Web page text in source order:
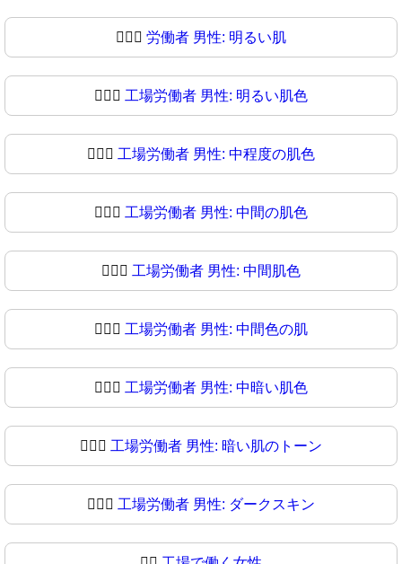
👨🏻‍⚖ 労働者 男性: 明るい肌
👨🏼‍⚖️ 工場労働者 男性: 明るい肌色
👨🏼‍⚖ 工場労働者 男性: 中程度の肌色
👨🏽‍⚖️ 工場労働者 男性: 中間の肌色
👨🏽‍⚖ 工場労働者 男性: 中間肌色
👨🏾‍⚖️ 工場労働者 男性: 中間色の肌
👨🏾‍⚖ 工場労働者 男性: 中暗い肌色
👨🏿‍⚖️ 工場労働者 男性: 暗い肌のトーン
👨🏿‍⚖ 工場労働者 男性: ダークスキン